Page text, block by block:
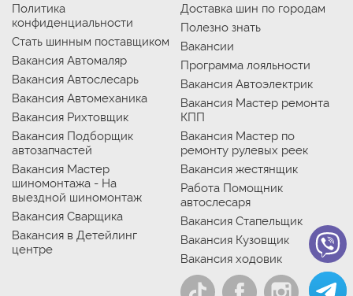
Политика
конфиденциальности
Стать шинным поставщиком
Вакансия Автомаляр
Вакансия Автослесарь
Вакансия Автомеханика
Вакансия Рихтовщик
Вакансия Подборщик
автозапчастей
Вакансия Мастер
шиномонтажа - На
выездной шиномонтаж
Вакансия Сварщика
Вакансия в Детейлинг
центре
Доставка шин по городам
Полезно знать
Вакансии
Программа лояльности
Вакансия Автоэлектрик
Вакансия Мастер ремонта
КПП
Вакансия Мастер по
ремонту рулевых реек
Вакансия жестянщик
Работа Помощник
автослесаря
Вакансия Стапельщик
Вакансия Кузовщик
Вакансия ходовик